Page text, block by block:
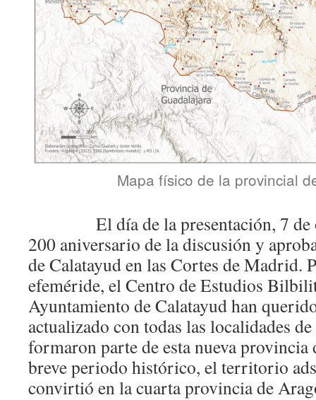
Mapa físico de la provincial
El día de la presentación, 7 de
200 aniversario de la discusión y
de Calatayud en las Cortes de Madrid.
efeméride, el Centro de Estudios
Ayuntamiento de Calatayud han
actualizado con todas las localidades
formaron parte de esta nueva provincia
breve periodo histórico, el territorio
convirtió en la cuarta provincia de